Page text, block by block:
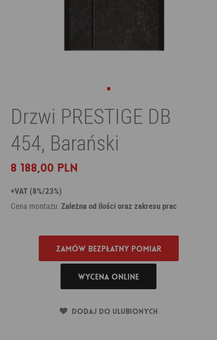
Drzwi PRESTIGE DB
454, Barański
8 188,00 PLN
+VAT (8%/23%)
Cena montażu:Zależna od ilości oraz zakresu prac
Zamów bezpłatny pomiar
Wycena online
Dodaj do ulubionych